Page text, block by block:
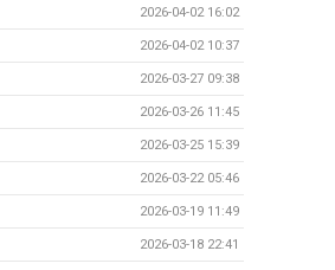
2026-04-02 16:02
2026-04-02 10:37
2026-03-27 09:38
2026-03-26 11:45
2026-03-25 15:39
2026-03-22 05:46
2026-03-19 11:49
2026-03-18 22:41